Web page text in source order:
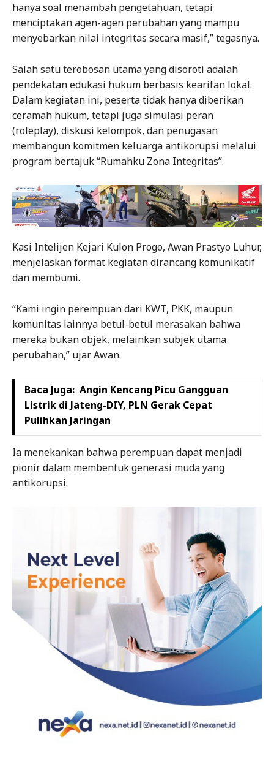
hanya soal menambah pengetahuan, tetapi
menciptakan agen-agen perubahan yang mampu
menyebarkan nilai integritas secara masif,” tegasnya.
Salah satu terobosan utama yang disoroti adalah
pendekatan edukasi hukum berbasis kearifan lokal.
Dalam kegiatan ini, peserta tidak hanya diberikan
ceramah hukum, tetapi juga simulasi peran
(roleplay), diskusi kelompok, dan penugasan
membangun komitmen keluarga antikorupsi melalui
program bertajuk “Rumahku Zona Integritas”.
Kasi Intelijen Kejari Kulon Progo, Awan Prastyo Luhur,
menjelaskan format kegiatan dirancang komunikatif
dan membumi.
“Kami ingin perempuan dari KWT, PKK, maupun
komunitas lainnya betul-betul merasakan bahwa
mereka bukan objek, melainkan subjek utama
perubahan,” ujar Awan.
Baca Juga: Angin Kencang Picu Gangguan
Listrik di Jateng-DIY, PLN Gerak Cepat
Pulihkan Jaringan
Ia menekankan bahwa perempuan dapat menjadi
pionir dalam membentuk generasi muda yang
antikorupsi.